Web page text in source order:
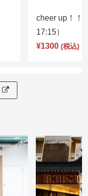
cheer up！
17:15）
¥1300 (税込)